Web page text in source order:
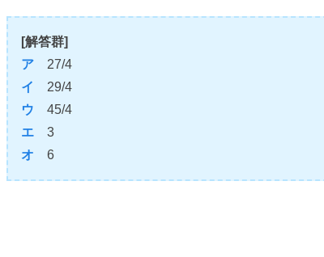
[解答群]
ア 27/4
イ
29/4
ウ 45/4
エ 3
オ 6